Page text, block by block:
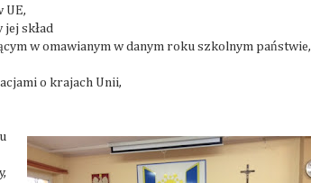
UE,
skład
w omawianym w danym roku szkolnym państwie,
o krajach Unii,